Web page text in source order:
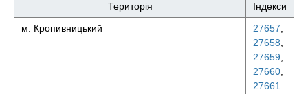
Територія
Індекси
м. Кропивницький
27657
27658
27659
27660
27661